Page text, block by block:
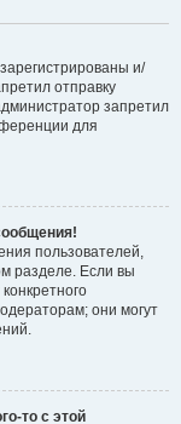
и/
отправку
запретил
для
пользователей,
разделе. Если вы
они могут
то с этой